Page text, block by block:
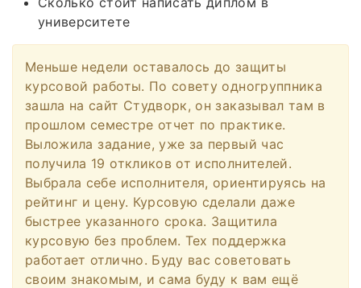
университете
Меньше недели оставалось до защиты
курсовой работы. По совету одногруппника
зашла на сайт Студворк, он заказывал там в
прошлом семестре отчет по практике.
Выложила задание, уже за первый час
получила 19 откликов от исполнителей.
Выбрала себе исполнителя, ориентируясь на
рейтинг и цену. Курсовую сделали даже
быстрее указанного срока. Защитила
курсовую без проблем. Тех поддержка
работает отлично. Буду вас советовать
своим знакомым, и сама буду к вам ещё